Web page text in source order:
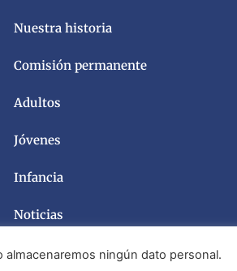
Nuestra historia
Comisión permanente
Adultos
Jóvenes
Infancia
Noticias
almacenaremos ningún dato personal.